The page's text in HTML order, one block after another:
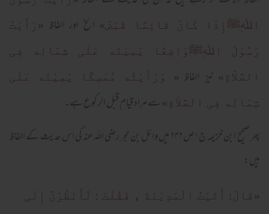
اﷲِﷺإِذَا کَانَ قَائِمًا قَبَضَ»
الخ اور الفاظ «رَأَيْتُ
رَسُوْلَ اﷲِﷺوَاضِعًا يَمِيْنَه عَلٰی شِمَالِه فِی
الصَّلاَةِ» نیز الفاظ « وَرَأَيْتُه مُمْسِکًا يَمِيْنَه عَلٰی
شِمَالِه فِی الصَّلاَةِ» سے مراد قیام قبل الرکوع ہے۔
پھر صحیح ابن خزیمہ ج۱ص۲۴۲ میں وائل بن حجر رضی اللہ عنہ کی اس حدیث کے الفاظ
ہیں:
«قَالَ: أَتَيْتُ الْمَدِيْنَةَ ، فَقُلْتَ : لَأَنْظُرَنَّ إِلٰی